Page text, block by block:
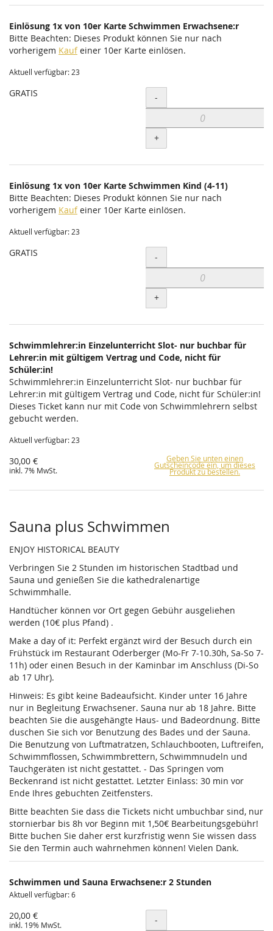
Einlösung 1x von 10er Karte Schwimmen Erwachsene:r
Bitte Beachten: Dieses Produkt können Sie nur nach
vorherigem Kaufeiner 10er Karte einlösen.
Aktuell verfügbar: 23
GRATIS Menge
-
+
Einlösung 1x von 10er Karte Schwimmen Kind (4-11)
Bitte Beachten: Dieses Produkt können Sie nur nach
vorherigem Kaufeiner 10er Karte einlösen.
Aktuell verfügbar: 23
GRATIS Menge
-
+
Schwimmlehrer:in Einzelunterricht Slot- nur buchbar für
Lehrer:in mit gültigem Vertrag und Code, nicht für
Schüler:in!
Schwimmlehrer:in Einzelunterricht Slot- nur buchbar für
Lehrer:in mit gültigem Vertrag und Code, nicht für Schüler:in!
Dieses Ticket kann nur mit Code von Schwimmlehrern selbst
gebucht werden.
Aktuell verfügbar: 23
30,00 €
inkl. 7% MwSt.
Geben Sie unten einen
Gutscheincode ein, um dieses
Produkt zu bestellen.
Sauna plus Schwimmen
ENJOY HISTORICAL BEAUTY
Verbringen Sie 2 Stunden im historischen Stadtbad und
Sauna und genießen Sie die kathedralenartige
Schwimmhalle.
Handtücher können vor Ort gegen Gebühr ausgeliehen
werden (10€ plus Pfand) .
Make a day of it: Perfekt ergänzt wird der Besuch durch ein
Frühstück im Restaurant Oderberger (Mo-Fr 7-10.30h, Sa-So 7-
11h) oder einen Besuch in der Kaminbar im Anschluss (Di-So
ab 17 Uhr).
Hinweis: Es gibt keine Badeaufsicht. Kinder unter 16 Jahre
nur in Begleitung Erwachsener. Sauna nur ab 18 Jahre. Bitte
beachten Sie die ausgehängte Haus- und Badeordnung. Bitte
duschen Sie sich vor Benutzung des Bades und der Sauna.
Die Benutzung von Luftmatratzen, Schlauchbooten, Luftreifen,
Schwimmflossen, Schwimmbrettern, Schwimmnudeln und
Tauchgeräten ist nicht gestattet. - Das Springen vom
Beckenrand ist nicht gestattet. Letzter Einlass: 30 min vor
Ende Ihres gebuchten Zeitfensters.
Bitte beachten Sie dass die Tickets nicht umbuchbar sind, nur
stornierbar bis 8h vor Beginn mit 1,50€ Bearbeitungsgebühr!
Bitte buchen Sie daher erst kurzfristig wenn Sie wissen dass
Sie den Termin auch wahrnehmen können! Vielen Dank.
Schwimmen und Sauna Erwachsene:r 2 Stunden
Aktuell verfügbar: 6
20,00 €
inkl. 19% MwSt. Menge
-